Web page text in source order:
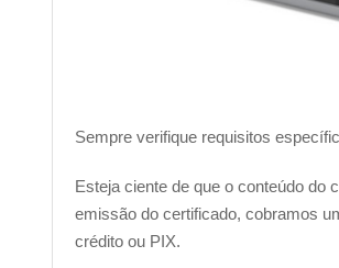
Sempre verifique requisitos
Esteja ciente de que o conteúdo do
emissão do certificado, cobramos
crédito ou PIX.